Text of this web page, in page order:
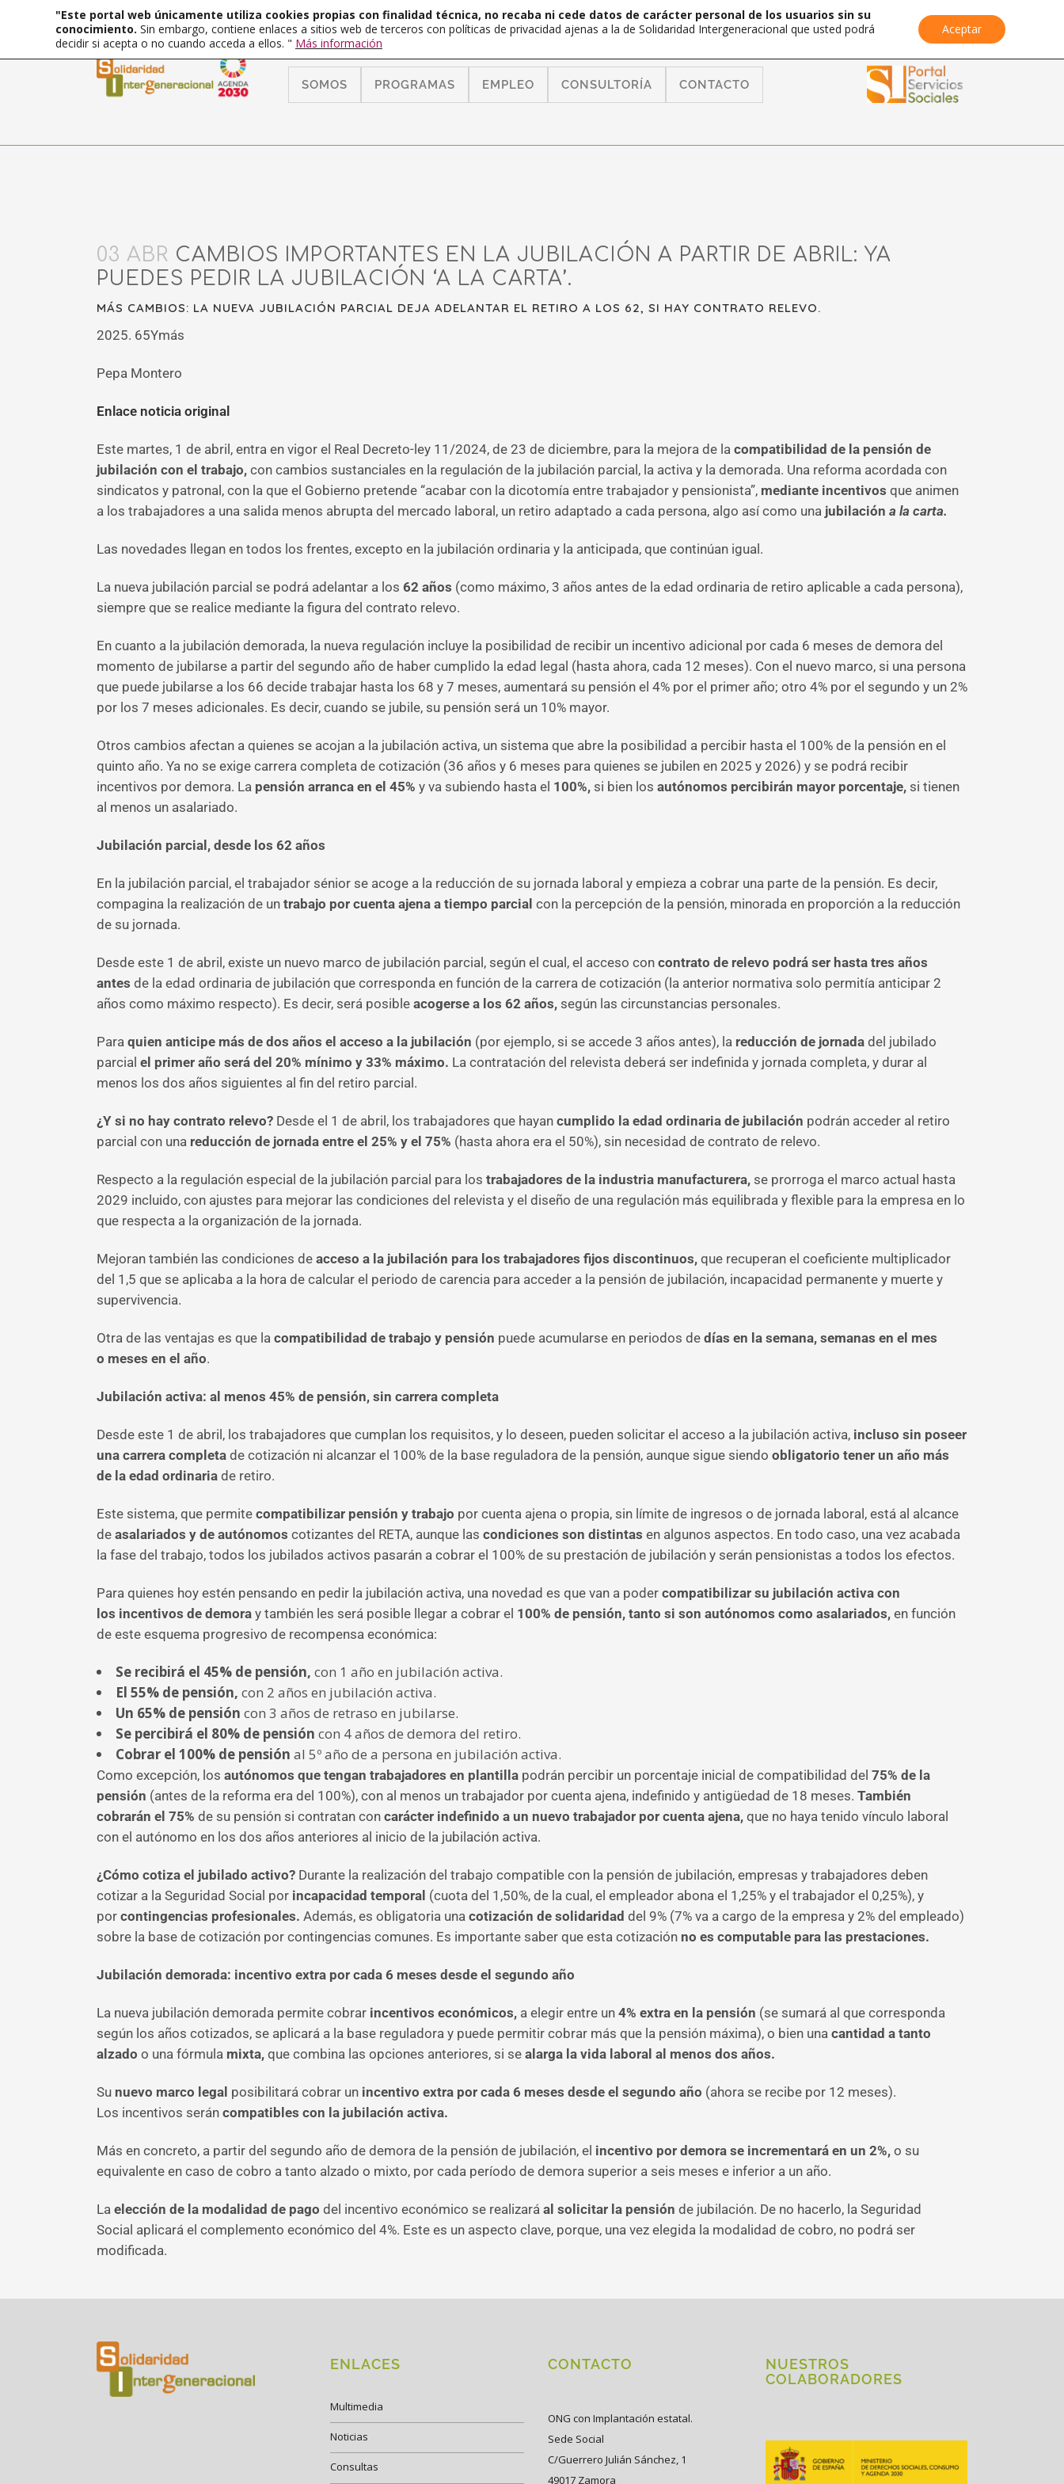
SOMOS PROGRAMAS EMPLEO CONSULTORÍA CONTACTO
03 ABR CAMBIOS IMPORTANTES EN LA JUBILACIÓN A PARTIR DE ABRIL: YA
PUEDES PEDIR LA JUBILACIÓN ‘A LA CARTA’.
MÁS CAMBIOS: LA NUEVA JUBILACIÓN PARCIAL DEJA ADELANTAR EL RETIRO A LOS 62, SI HAY CONTRATO RELEVO.
2025. 65Ymás
Pepa Montero
Enlace noticia original
Este martes, 1 de abril, entra en vigor el Real Decreto-ley 11/2024, de 23 de diciembre, para la mejora de la compatibilidad de la pensión de
jubilación con el trabajo, con cambios sustanciales en la regulación de la jubilación parcial, la activa y la demorada. Una reforma acordada con
sindicatos y patronal, con la que el Gobierno pretende “acabar con la dicotomía entre trabajador y pensionista”, mediante incentivos que animen
a los trabajadores a una salida menos abrupta del mercado laboral, un retiro adaptado a cada persona, algo así como una jubilación a la carta.
Las novedades llegan en todos los frentes, excepto en la jubilación ordinaria y la anticipada, que continúan igual.
La nueva jubilación parcial se podrá adelantar a los 62 años (como máximo, 3 años antes de la edad ordinaria de retiro aplicable a cada persona),
siempre que se realice mediante la figura del contrato relevo.
En cuanto a la jubilación demorada, la nueva regulación incluye la posibilidad de recibir un incentivo adicional por cada 6 meses de demora del
momento de jubilarse a partir del segundo año de haber cumplido la edad legal (hasta ahora, cada 12 meses). Con el nuevo marco, si una persona
que puede jubilarse a los 66 decide trabajar hasta los 68 y 7 meses, aumentará su pensión el 4% por el primer año; otro 4% por el segundo y un 2%
por los 7 meses adicionales. Es decir, cuando se jubile, su pensión será un 10% mayor.
Otros cambios afectan a quienes se acojan a la jubilación activa, un sistema que abre la posibilidad a percibir hasta el 100% de la pensión en el
quinto año. Ya no se exige carrera completa de cotización (36 años y 6 meses para quienes se jubilen en 2025 y 2026) y se podrá recibir
incentivos por demora. La pensión arranca en el 45% y va subiendo hasta el 100%, si bien los autónomos percibirán mayor porcentaje, si tienen
al menos un asalariado.
Jubilación parcial, desde los 62 años
En la jubilación parcial, el trabajador sénior se acoge a la reducción de su jornada laboral y empieza a cobrar una parte de la pensión. Es decir,
compagina la realización de un trabajo por cuenta ajena a tiempo parcial con la percepción de la pensión, minorada en proporción a la reducción
de su jornada.
Desde este 1 de abril, existe un nuevo marco de jubilación parcial, según el cual, el acceso con contrato de relevo podrá ser hasta tres años
antes de la edad ordinaria de jubilación que corresponda en función de la carrera de cotización (la anterior normativa solo permitía anticipar 2
años como máximo respecto). Es decir, será posible acogerse a los 62 años, según las circunstancias personales.
Para quien anticipe más de dos años el acceso a la jubilación (por ejemplo, si se accede 3 años antes), la reducción de jornada del jubilado
parcial el primer año será del 20% mínimo y 33% máximo. La contratación del relevista deberá ser indefinida y jornada completa, y durar al
menos los dos años siguientes al fin del retiro parcial.
¿Y si no hay contrato relevo? Desde el 1 de abril, los trabajadores que hayan cumplido la edad ordinaria de jubilación podrán acceder al retiro
parcial con una reducción de jornada entre el 25% y el 75% (hasta ahora era el 50%), sin necesidad de contrato de relevo.
Respecto a la regulación especial de la jubilación parcial para los trabajadores de la industria manufacturera, se prorroga el marco actual hasta
2029 incluido, con ajustes para mejorar las condiciones del relevista y el diseño de una regulación más equilibrada y flexible para la empresa en lo
que respecta a la organización de la jornada.
Mejoran también las condiciones de acceso a la jubilación para los trabajadores fijos discontinuos, que recuperan el coeficiente multiplicador
del 1,5 que se aplicaba a la hora de calcular el periodo de carencia para acceder a la pensión de jubilación, incapacidad permanente y muerte y
supervivencia.
Otra de las ventajas es que la compatibilidad de trabajo y pensión puede acumularse en periodos de días en la semana, semanas en el mes
o meses en el año.
Jubilación activa: al menos 45% de pensión, sin carrera completa
Desde este 1 de abril, los trabajadores que cumplan los requisitos, y lo deseen, pueden solicitar el acceso a la jubilación activa, incluso sin poseer
una carrera completa de cotización ni alcanzar el 100% de la base reguladora de la pensión, aunque sigue siendo obligatorio tener un año más
de la edad ordinaria de retiro.
Este sistema, que permite compatibilizar pensión y trabajo por cuenta ajena o propia, sin límite de ingresos o de jornada laboral, está al alcance
de asalariados y de autónomos cotizantes del RETA, aunque las condiciones son distintas en algunos aspectos. En todo caso, una vez acabada
la fase del trabajo, todos los jubilados activos pasarán a cobrar el 100% de su prestación de jubilación y serán pensionistas a todos los efectos.
Para quienes hoy estén pensando en pedir la jubilación activa, una novedad es que van a poder compatibilizar su jubilación activa con
los incentivos de demora y también les será posible llegar a cobrar el 100% de pensión, tanto si son autónomos como asalariados, en función
de este esquema progresivo de recompensa económica:
Se recibirá el 45% de pensión, con 1 año en jubilación activa.
El 55% de pensión, con 2 años en jubilación activa.
Un 65% de pensión con 3 años de retraso en jubilarse.
Se percibirá el 80% de pensión con 4 años de demora del retiro.
Cobrar el 100% de pensión al 5º año de a persona en jubilación activa.
Como excepción, los autónomos que tengan trabajadores en plantilla podrán percibir un porcentaje inicial de compatibilidad del 75% de la
pensión (antes de la reforma era del 100%), con al menos un trabajador por cuenta ajena, indefinido y antigüedad de 18 meses. También
cobrarán el 75% de su pensión si contratan con carácter indefinido a un nuevo trabajador por cuenta ajena, que no haya tenido vínculo laboral
con el autónomo en los dos años anteriores al inicio de la jubilación activa.
¿Cómo cotiza el jubilado activo? Durante la realización del trabajo compatible con la pensión de jubilación, empresas y trabajadores deben
cotizar a la Seguridad Social por incapacidad temporal (cuota del 1,50%, de la cual, el empleador abona el 1,25% y el trabajador el 0,25%), y
por contingencias profesionales. Además, es obligatoria una cotización de solidaridad del 9% (7% va a cargo de la empresa y 2% del empleado)
sobre la base de cotización por contingencias comunes. Es importante saber que esta cotización no es computable para las prestaciones.
Jubilación demorada: incentivo extra por cada 6 meses desde el segundo año
La nueva jubilación demorada permite cobrar incentivos económicos, a elegir entre un 4% extra en la pensión (se sumará al que corresponda
según los años cotizados, se aplicará a la base reguladora y puede permitir cobrar más que la pensión máxima), o bien una cantidad a tanto
alzado o una fórmula mixta, que combina las opciones anteriores, si se alarga la vida laboral al menos dos años.
Su nuevo marco legal posibilitará cobrar un incentivo extra por cada 6 meses desde el segundo año (ahora se recibe por 12 meses).
Los incentivos serán compatibles con la jubilación activa.
Más en concreto, a partir del segundo año de demora de la pensión de jubilación, el incentivo por demora se incrementará en un 2%, o su
equivalente en caso de cobro a tanto alzado o mixto, por cada período de demora superior a seis meses e inferior a un año.
La elección de la modalidad de pago del incentivo económico se realizará al solicitar la pensión de jubilación. De no hacerlo, la Seguridad
Social aplicará el complemento económico del 4%. Este es un aspecto clave, porque, una vez elegida la modalidad de cobro, no podrá ser
modificada.
ENLACES
Multimedia
Noticias
Consultas
CONTACTO
ONG con Implantación estatal.
Sede Social
C/Guerrero Julián Sánchez, 1
49017 Zamora
NUESTROS
COLABORADORES
"Este portal web únicamente utiliza cookies propias con finalidad técnica, no recaba ni cede datos de carácter personal de los usuarios sin su
conocimiento. Sin embargo, contiene enlaces a sitios web de terceros con políticas de privacidad ajenas a la de Solidaridad Intergeneracional que usted podrá
decidir si acepta o no cuando acceda a ellos. " Más información
Aceptar